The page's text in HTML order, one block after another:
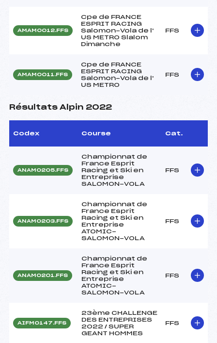
AMAM0012.FFS
Cpe de FRANCE
ESPRIT RACING
Salomon-Vola de l'
US METRO Slalom
Dimanche
FFS
AMAM0011.FFS
Cpe de FRANCE
ESPRIT RACING
Salomon-Vola de l'
US METRO
FFS
Résultats Alpin 2022
Codex Course Cat.
ANAM0205.FFS
Championnat de
France Esprit
Racing et Ski en
Entreprise
SALOMON-VOLA
FFS
ANAM0203.FFS
Championnat de
France Esprit
Racing et Ski en
Entreprise
ATOMIC-
SALOMON-VOLA
FFS
ANAM0201.FFS
Championnat de
France Esprit
Racing et Ski en
Entreprise
ATOMIC-
SALOMON-VOLA
FFS
AIFM0147.FFS
23ème CHALLENGE
DES ENTREPRISES
2022 / SUPER
GEANT HOMMES
FFS